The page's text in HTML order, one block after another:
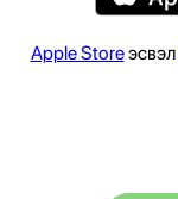
Apple Storeэсвэл